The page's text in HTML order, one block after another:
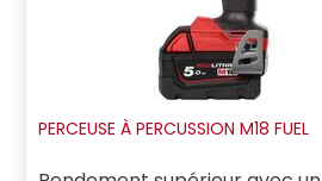
PERCEUSE À PERCUSSION M18 FUEL